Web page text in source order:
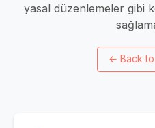
yasal düzenlemeler gibi
← Back